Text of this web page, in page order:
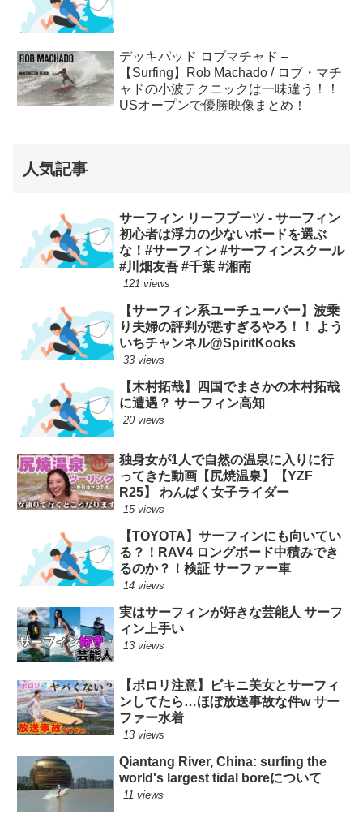
デッキパッド ロブマチャド –
【Surfing】Rob Machado / ロブ・マチ
ャドの小波テクニックは一味違う！！
USオープンで優勝映像まとめ！
人気記事
サーフィン リーフブーツ - サーフィン
初心者は浮力の少ないボードを選ぶ
な！#サーフィン #サーフィンスクール
#川畑友吾 #千葉 #湘南
121 views
【サーフィン系ユーチューバー】波乗
り夫婦の評判が悪すぎるやろ！！ よう
いちチャンネル@SpiritKooks
33 views
【木村拓哉】四国でまさかの木村拓哉
に遭遇？ サーフィン高知
20 views
独身女が1人で自然の温泉に入りに行
ってきた動画【尻焼温泉】【YZF
R25】 わんぱく女子ライダー
15 views
【TOYOTA】サーフィンにも向いてい
る？！RAV4 ロングボード中積みでき
るのか？！検証 サーファー車
14 views
実はサーフィンが好きな芸能人 サーフ
ィン上手い
13 views
【ポロリ注意】ビキニ美女とサーフィ
ンしてたら…ほぼ放送事故な件w サー
ファー水着
13 views
Qiantang River, China: surfing the
world's largest tidal boreについて
11 views